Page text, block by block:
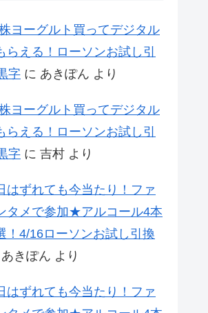
ヨーグルト買ってデジタル
らえる！ローソンお試し引
字 に あきぽん より
ヨーグルト買ってデジタル
らえる！ローソンお試し引
字 に 吉村 より
はずれても今当たり！ファ
タメで参加★アルコール4本
！4/16ローソンお試し引換
あきぽん より
はずれても今当たり！ファ